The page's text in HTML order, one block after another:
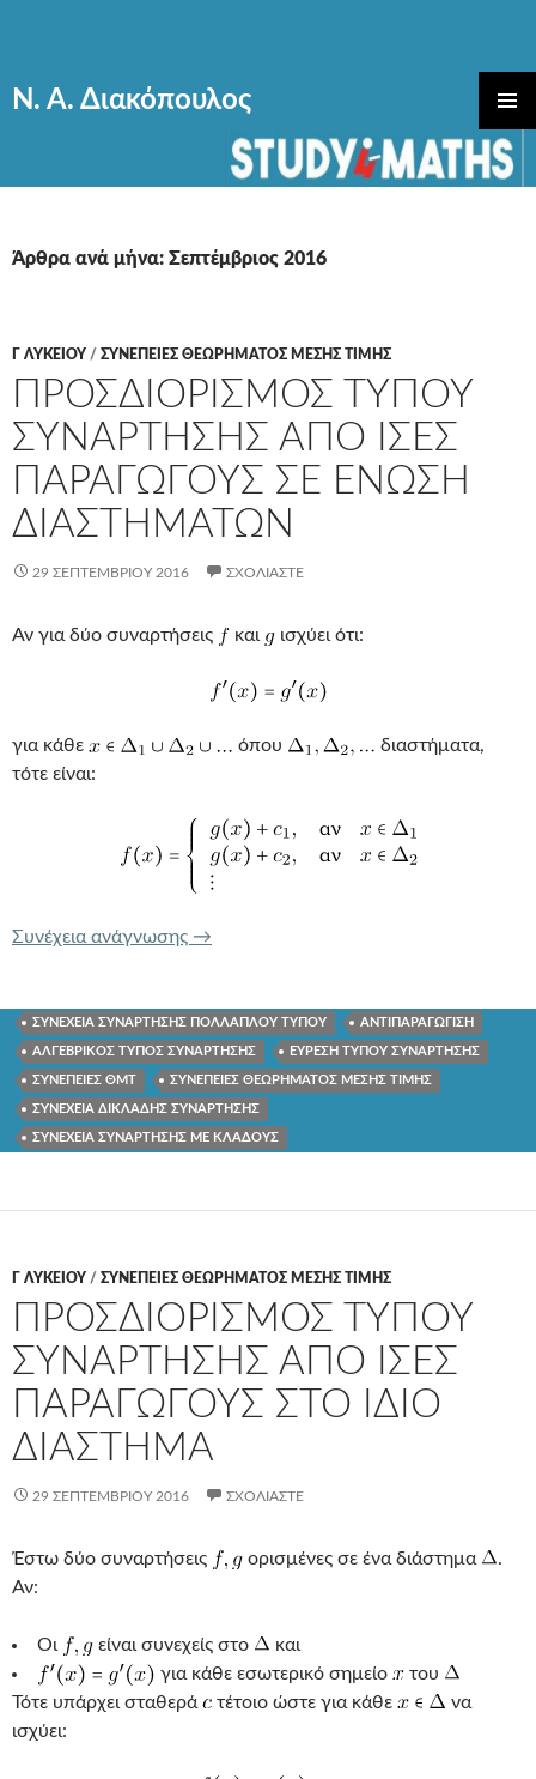
Ν. Α. Διακόπουλος
ΚΎΡΙΟ
ΜΕΝΟΎ
Άρθρα ανά μήνα: Σεπτέμβριος 2016
Γ ΛΥΚΕΊΟΥ / ΣΥΝΕΠΕΙΕΣ ΘΕΩΡΗΜΑΤΟΣ ΜΕΣΗΣ ΤΙΜΗΣ
ΠΡΟΣΔΙΟΡΙΣΜΟΣ ΤΥΠΟΥ
ΣΥΝΑΡΤΗΣΗΣ ΑΠΟ ΙΣΕΣ
ΠΑΡΑΓΩΓΟΥΣ ΣΕ ΕΝΩΣΗ
ΔΙΑΣΤΗΜΑΤΩΝ
29 ΣΕΠΤΕΜΒΡΊΟΥ 2016 ΣΧΟΛΙΆΣΤΕ
Αν για δύο συναρτήσεις και ισχύει ότι:
για κάθε όπου
διαστήματα,
τότε είναι:
Συνέχεια ανάγνωσης ΠΡΟΣΔΙΟΡΙΣΜΟΣ ΤΥΠΟΥ
→
ΣΥΝΕΧΕΙΑ ΣΥΝΑΡΤΗΣΗΣ ΠΟΛΛΑΠΛΟΥ ΤΥΠΟΥ ΑΝΤΙΠΑΡΑΓΩΓΙΣΗ
ΑΛΓΕΒΡΙΚΟΣ ΤΥΠΟΣ ΣΥΝΑΡΤΗΣΗΣ ΕΥΡΕΣΗ ΤΥΠΟΥ ΣΥΝΑΡΤΗΣΗΣ
ΣΥΝΕΠΕΙΕΣ ΘΜΤ ΣΥΝΕΠΕΙΕΣ ΘΕΩΡΗΜΑΤΟΣ ΜΕΣΗΣ ΤΙΜΗΣ
ΣΥΝΕΧΕΙΑ ΔΙΚΛΑΔΗΣ ΣΥΝΑΡΤΗΣΗΣ
ΣΥΝΕΧΕΙΑ ΣΥΝΑΡΤΗΣΗΣ ΜΕ ΚΛΑΔΟΥΣ
Γ ΛΥΚΕΊΟΥ / ΣΥΝΕΠΕΙΕΣ ΘΕΩΡΗΜΑΤΟΣ ΜΕΣΗΣ ΤΙΜΗΣ
ΠΡΟΣΔΙΟΡΙΣΜΟΣ ΤΥΠΟΥ
ΣΥΝΑΡΤΗΣΗΣ ΑΠΟ ΙΣΕΣ
ΠΑΡΑΓΩΓΟΥΣ ΣΤΟ ΙΔΙΟ
ΔΙΑΣΤΗΜΑ
29 ΣΕΠΤΕΜΒΡΊΟΥ 2016 ΣΧΟΛΙΆΣΤΕ
Έστω δύο συναρτήσεις ορισμένες σε ένα διάστημα
.
Αν:
Οι είναι συνεχείς στο
και
για κάθε εσωτερικό σημείο
του
Τότε υπάρχει σταθερά
τέτοιο ώστε για κάθε
να
ισχύει: